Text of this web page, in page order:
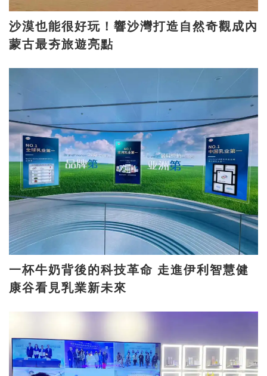
沙漠也能很好玩！響沙灣打造自然奇觀成內
蒙古最夯旅遊亮點
一杯牛奶背後的科技革命 走進伊利智慧健
康谷看見乳業新未來